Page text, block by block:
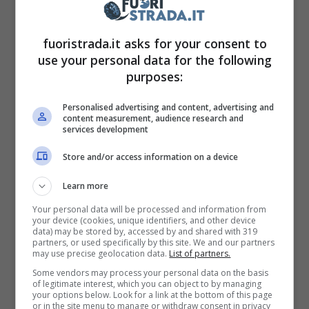
Alfa Romeo Castagna in mostra (Car & Classic) –
La sua base fu l’Alfa 75, non uno dei modelli di
maggior successo del marchio del Biscione,
ma ha comunque dato origine
di molto interessante
nel 1985, per cui non è chiamata così per
onorare l’anno della sua nascita. La sua
produzione terminò nel 1992, e non lasciò il
segno in modo particolare,cosa che invece
fuoristrada.it asks for your consent to
use your personal data for the following
purposes:
Personalised advertising and content, advertising and
content measurement, audience research and
services development
Store and/or access information on a device
Learn more
Your personal data will be processed and information from
your device (cookies, unique identifiers, and other device
data) may be stored by, accessed by and shared with 319
partners, or used specifically by this site. We and our partners
may use precise geolocation data. List of partners.
Some vendors may process your personal data on the basis
of legitimate interest, which you can object to by managing
your options below. Look for a link at the bottom of this page
or in the site menu to manage or withdraw consent in privacy